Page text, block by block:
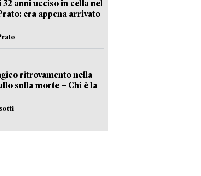
32 anni ucciso in cella nel
era appena arrivato
ritrovamento nella
sulla morte – Chi è la